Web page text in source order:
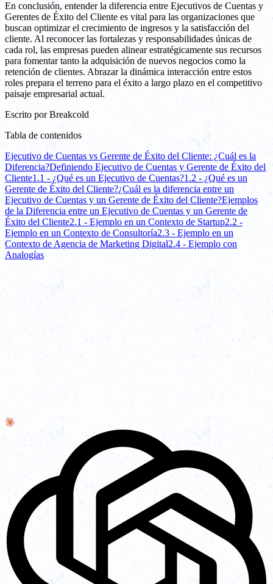
En conclusión, entender la diferencia entre Ejecutivos de Cuentas y
Gerentes de Éxito del Cliente es vital para las organizaciones que
buscan optimizar el crecimiento de ingresos y la satisfacción del
cliente. Al reconocer las fortalezas y responsabilidades únicas de
cada rol, las empresas pueden alinear estratégicamente sus recursos
para fomentar tanto la adquisición de nuevos negocios como la
retención de clientes. Abrazar la dinámica interacción entre estos
roles prepara el terreno para el éxito a largo plazo en el competitivo
paisaje empresarial actual.
Escrito por Breakcold
Tabla de contenidos
Ejecutivo de Cuentas vs Gerente de Éxito del Cliente: ¿Cuál es la
Diferencia?Definiendo Ejecutivo de Cuentas y Gerente de Éxito del
Cliente1.1 - ¿Qué es un Ejecutivo de Cuentas?1.2 - ¿Qué es un
Gerente de Éxito del Cliente?¿Cuál es la diferencia entre un
Ejecutivo de Cuentas y un Gerente de Éxito del Cliente?Ejemplos
de la Diferencia entre un Ejecutivo de Cuentas y un Gerente de
Éxito del Cliente2.1 - Ejemplo en un Contexto de Startup2.2 -
Ejemplo en un Contexto de Consultoría2.3 - Ejemplo en un
Contexto de Agencia de Marketing Digital2.4 - Ejemplo con
Analogías